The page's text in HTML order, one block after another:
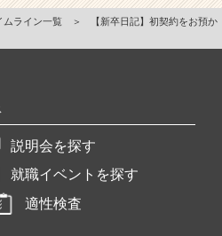
ムライン一覧 ＞
【新卒日記】初契約をお預か
説明会を探す
就職イベントを探す
適性検査